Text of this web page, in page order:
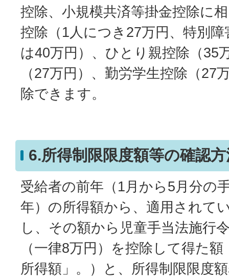
控除、小規模共済等掛金控除に
控除（1人につき27万円、特別
は40万円）、ひとり親控除（35
（27万円）、勤労学生控除（27
除できます。
6.所得制限限度額等の確認
受給者の前年（1月から5月分の
年）の所得額から、適用されて
し、その額から児童手当法施行
（一律8万円）を控除して得た
所得額」。）と、所得制限限度